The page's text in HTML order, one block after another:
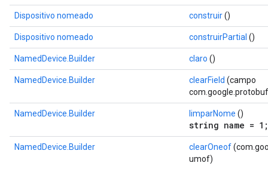
Dispositivo nomeado construir()
Dispositivo nomeado construirPartial ()
NamedDevice.Builder claro ()
NamedDevice.Builder clearField (campo
NamedDevice.Builder limparNome ()
string name = 1;
NamedDevice.Builder clearOneof
umof)